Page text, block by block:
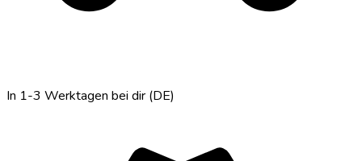
In 1-3 Werktagen bei dir (DE)